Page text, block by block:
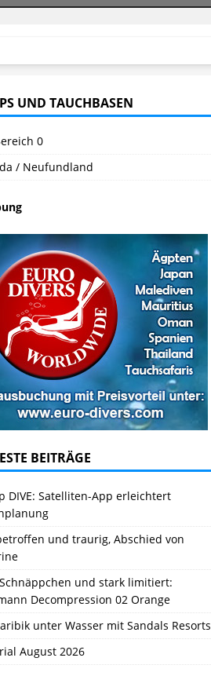
UND TAUCHBASEN
0
/ Neufundland
BEITRÄGE
DIVE: Satelliten-App erleichtert
und traurig, Abschied von
und stark limitiert:
Decompression 02 Orange
unter Wasser mit Sandals Resorts
August 2026